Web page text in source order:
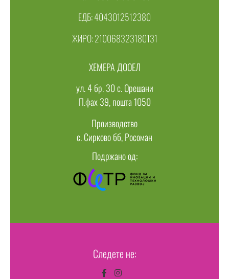
ЕДБ: 4043012512380
ЖИРО: 210068323180131
ХЕМЕРА ДООЕЛ
ул. 4 бр. 30 с. Орешани
П.фах 39, пошта 1050
Производство
с. Сирково бб, Росоман
Подржано од:
Следете не: